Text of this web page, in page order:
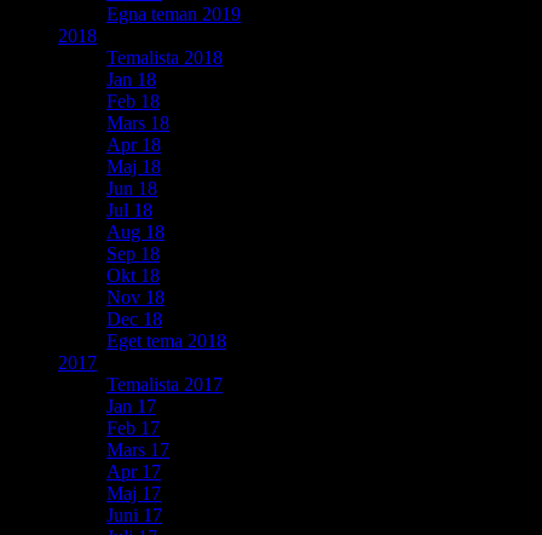
Egna teman 2019
2018
Temalista 2018
Jan 18
Feb 18
Mars 18
Apr 18
Maj 18
Jun 18
Jul 18
Aug 18
Sep 18
Okt 18
Nov 18
Dec 18
Eget tema 2018
2017
Temalista 2017
Jan 17
Feb 17
Mars 17
Apr 17
Maj 17
Juni 17